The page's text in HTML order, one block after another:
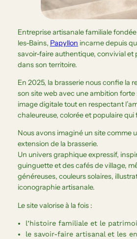
Entreprise artisanale familiale
les-Bains, Papyllon incarne depuis
savoir-faire authentique, convivial
dans son territoire.
En 2025, la brasserie nous confie la
son site web avec une ambition forte
image digitale tout en respectant
chaleureuse, colorée et populaire qui
Nous avons imaginé un site comme
extension de la brasserie.
Un univers graphique expressif,
guinguette et des cafés de village,
généreuses, couleurs solaires,
iconographie artisanale.
Le site valorise à la fois :
l’histoire familiale et le
le savoir-faire artisanal et les